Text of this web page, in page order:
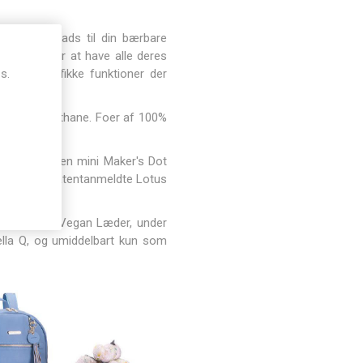
af plads til din bærbare
der ønsker at have alle deres
funktioner der
Polyurethane. Foer af 100%
en mini Maker's Dot
Beans patentanmeldte Lotus
i Vegan Læder, under
Q, og umiddelbart kun som